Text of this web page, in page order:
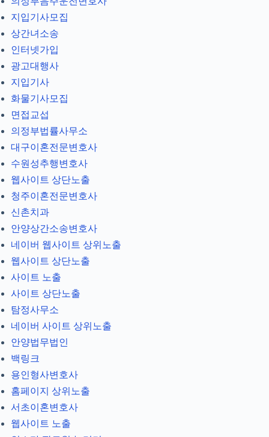
지입기사모집
상간녀소송
인터넷가입
광고대행사
지입기사
화물기사모집
면접교섭
의정부법률사무소
대구이혼전문변호사
수원성추행변호사
웹사이트 상단노출
청주이혼전문변호사
신촌치과
안양상간소송변호사
네이버 웹사이트 상위노출
웹사이트 상단노출
사이트 노출
사이트 상단노출
탐정사무소
네이버 사이트 상위노출
안양법무법인
백링크
용인형사변호사
홈페이지 상위노출
서초이혼변호사
웹사이트 노출